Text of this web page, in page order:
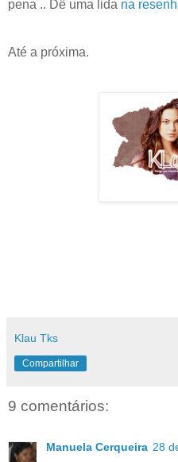
pena .. Dê uma lida na
Até a próxima.
Klau Tks
Compartilhar
9 comentários:
Manuela Cerqueira 28